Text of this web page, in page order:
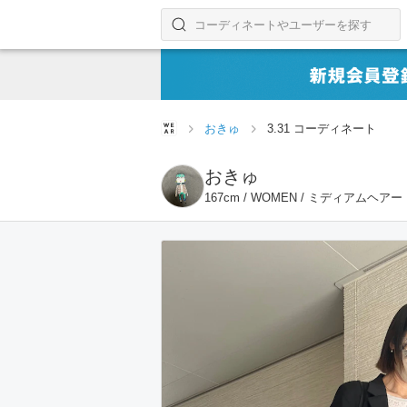
コーディネートやユーザーを探す
検索する
おきゅ 3.31 コーディネート
おきゅ
167cm / WOMEN / ミディアムヘアー